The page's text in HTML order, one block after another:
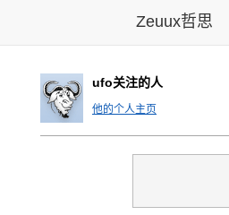
Zeuux哲思
ufo关注的人
他的个人主页